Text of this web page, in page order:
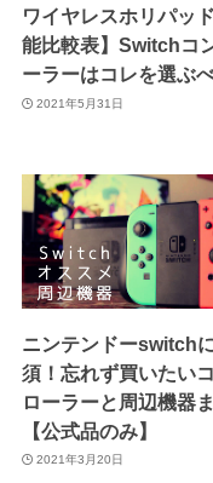
ワイヤレスホリパッ
能比較表】Switchコ
ーラーはコレを選ぶ
2021年5月31日
ニンテンドーswitch
須！忘れず買いたい
ローラーと周辺機器
【公式品のみ】
2021年3月20日